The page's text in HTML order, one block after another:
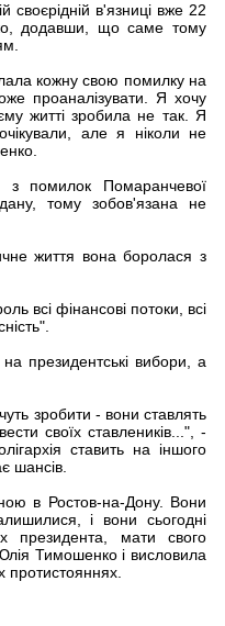
своєрідній в'язниці вже 22
додавши, що саме тому
кожну свою помилку на
проаналізувати. Я хочу
житті зробила не так. Я
але я ніколи не
з помилок Помаранчевої
тому зобов'язана не
життя вона боролася з
всі фінансові потоки, всі
президентські вибори, а
зробити - вони ставлять
своїх ставлеників...", -
ставить на іншого
шансів.
в Ростов-на-Дону. Вони
і вони сьогодні
президента, мати свого
Тимошенко і висловила
протистояннях.